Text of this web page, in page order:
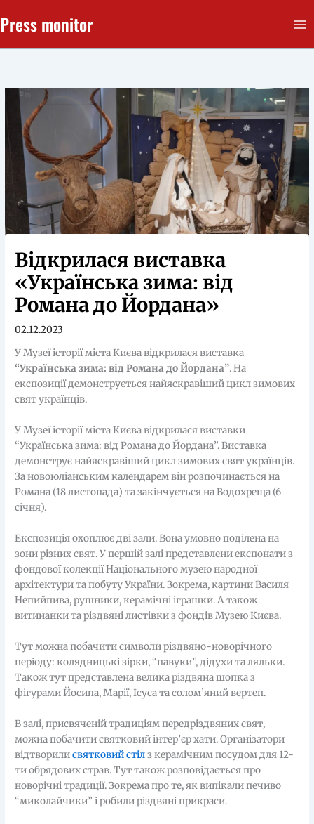
до
Press monitor
Відкрилася виставка
«Українська зима: від
Романа до Йордана»
02.12.2023
У Музеї історії міста Києва відкрилася виставка
“Українська зима: від Романа до Йордана”. На
експозиції демонструється найяскравіший цикл зимових
свят українців.
У Музеї історії міста Києва відкрилася виставки
“Українська зима: від Романа до Йордана”. Виставка
демонструє найяскравіший цикл зимових свят українців.
За новоюліанським календарем він розпочинається на
Романа (18 листопада) та закінчується на Водохреща (6
січня).
Експозиція охоплює дві зали. Вона умовно поділена на
зони різних свят. У першій залі представлени експонати з
фондової колекції Національного музею народної
архітектури та побуту України. Зокрема, картини Василя
Непийпива, рушники, керамічні іграшки. А також
витинанки та різдвяні листівки з фондів Музею Києва.
Тут можна побачити символи різдвяно-новорічного
періоду: колядницькі зірки, “павуки”, дідухи та ляльки.
Також тут представлена велика різдвяна шопка з
фігурами Йосипа, Марії, Ісуса та солом’яний вертеп.
В залі, присвяченій традиціям передріздвяних свят,
можна побачити святковий інтер’єр хати. Організатори
відтворилисвятковий стілз керамічним посудом для 12-
ти обрядових страв. Тут також розповідається про
новорічні традиції. Зокрема про те, як випікали печиво
“миколайчики” і робили різдвяні прикраси.